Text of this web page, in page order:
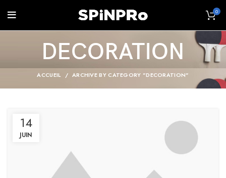
0
DECORATION
ACCUEIL ARCHIVE BY CATEGORY "DECORATION"
14
JUIN